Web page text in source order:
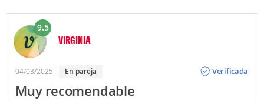
9.5
VIRGINIA
04/03/2025 En pareja
Verificada
Muy recomendable